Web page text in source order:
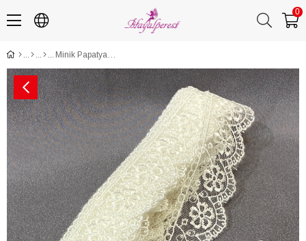
0
Minik Papatya Desen Kenar Güpür Dantel Fisto 9 mt